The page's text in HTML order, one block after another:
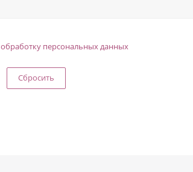
обработку персональных данных
Сбросить